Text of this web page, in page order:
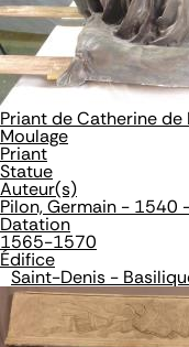
Priant de Catherine
Moulage
Priant
Statue
Auteur(s)
Pilon, Germain - 1540
Datation
1565-1570
Édifice
Saint-Denis -